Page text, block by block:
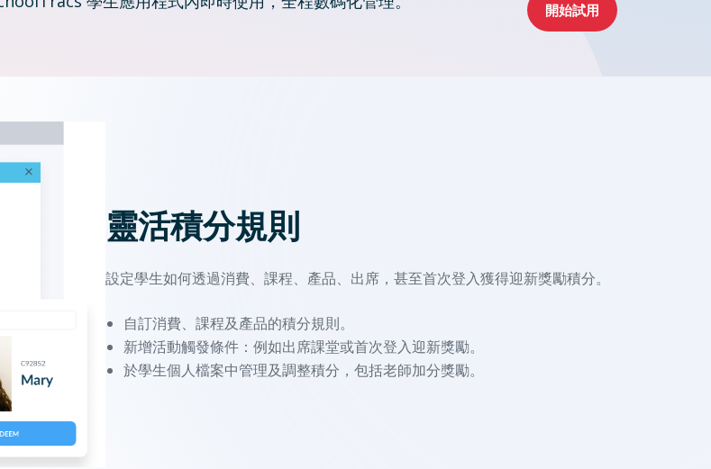
開始試用
靈活積分規則
設定學生如何透過消費、課程、產品、出席，甚至首次登入獲得迎新獎勵積分。
自訂消費、課程及產品的積分規則。
新增活動觸發條件：例如出席課堂或首次登入迎新獎勵。
於學生個人檔案中管理及調整積分，包括老師加分獎勵。